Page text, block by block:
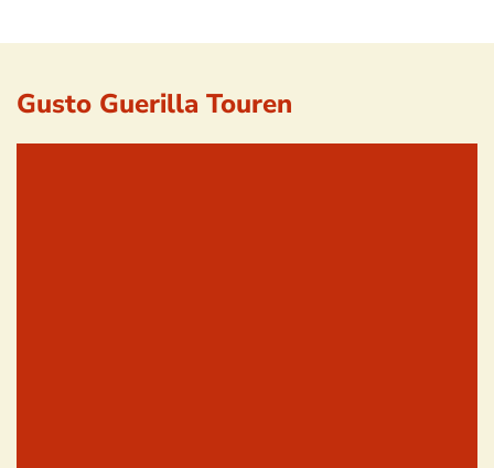
Gusto Guerilla Touren